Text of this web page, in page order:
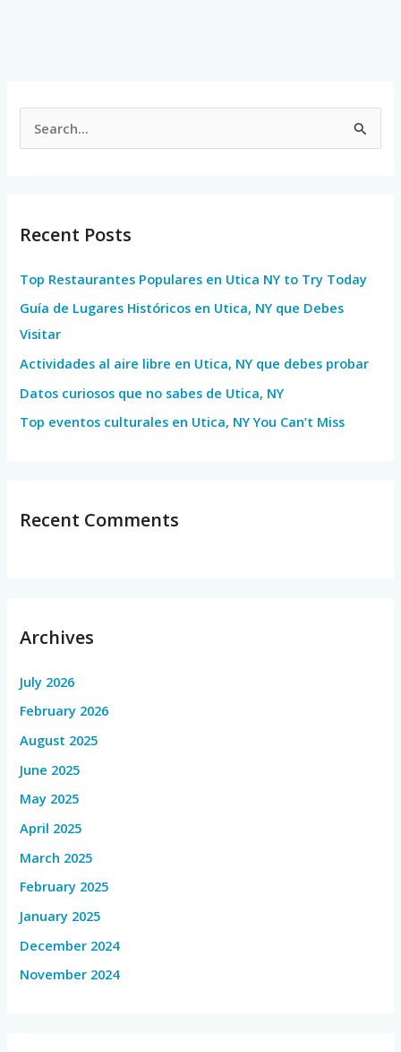
c
f
o
r
:
Recent Posts
Top Restaurantes Populares en Utica NY to Try Today
Guía de Lugares Históricos en Utica, NY que Debes
Visitar
Actividades al aire libre en Utica, NY que debes probar
Datos curiosos que no sabes de Utica, NY
Top eventos culturales en Utica, NY You Can’t Miss
Recent Comments
Archives
July 2026
February 2026
August 2025
June 2025
May 2025
April 2025
March 2025
February 2025
January 2025
December 2024
November 2024